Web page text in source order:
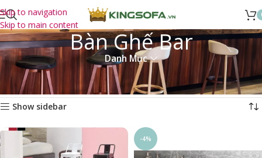
Skip to navigation
Skip to main content
Bàn Ghế Bar
Danh Mục
Trang chủ Sản Phẩm Bàn Ghế Cafe Bàn Ghế Bar
Hiển thị 1–15 của 31 kết quả
Show sidebar
-4%